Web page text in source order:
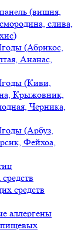
(вишня,
слива,
(Абрикос,
Ананас,
(Киви,
Крыжовник,
Черника,
(Арбуз,
Фейхоа,
средств
аллергены
пищевых